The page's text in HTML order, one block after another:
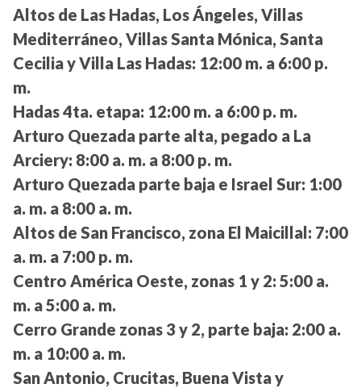
Altos de Las Hadas, Los Ángeles, Villas
Mediterráneo, Villas Santa Mónica, Santa
Cecilia y Villa Las Hadas: 12:00 m. a 6:00 p.
m.
Hadas 4ta. etapa: 12:00 m. a 6:00 p. m.
Arturo Quezada parte alta, pegado a La
Arciery: 8:00 a. m. a 8:00 p. m.
Arturo Quezada parte baja e Israel Sur: 1:00
a. m. a 8:00 a. m.
Altos de San Francisco, zona El Maicillal: 7:00
a. m. a 7:00 p. m.
Centro América Oeste, zonas 1 y 2: 5:00 a.
m. a 5:00 a. m.
Cerro Grande zonas 3 y 2, parte baja: 2:00 a.
m. a 10:00 a. m.
San Antonio, Crucitas, Buena Vista y